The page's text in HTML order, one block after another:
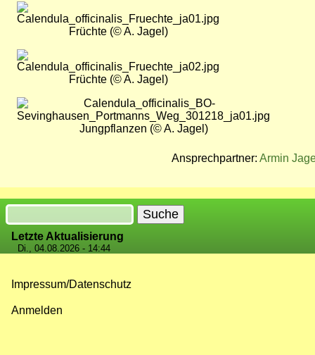
Bild
Früchte (© A. Jagel)
Bild
Früchte (© A. Jagel)
Bild
Jungpflanzen (© A. Jagel)
Ansprechpartner: Armin
Suche
Letzte Aktualisierung
Di., 04.08.2026 - 14:44
Impressum/Datenschutz
Anmelden